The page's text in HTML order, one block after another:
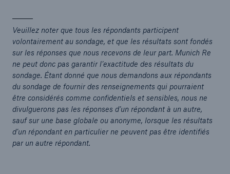
Veuillez noter que tous les répondants participent
volontairement au sondage, et que les résultats sont fondés
sur les réponses que nous recevons de leur part. Munich Re
ne peut donc pas garantir l’exactitude des résultats du
sondage. Étant donné que nous demandons aux répondants
du sondage de fournir des renseignements qui pourraient
être considérés comme confidentiels et sensibles, nous ne
divulguerons pas les réponses d’un répondant à un autre,
sauf sur une base globale ou anonyme, lorsque les résultats
d’un répondant en particulier ne peuvent pas être identifiés
par un autre répondant.